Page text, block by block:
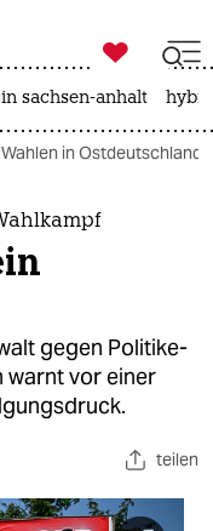

taz zahl ich
sachsen-anhalt
Wahlen in Ostdeutschland
gegen Po­li­ti­ke­
warnt vor einer
teilen